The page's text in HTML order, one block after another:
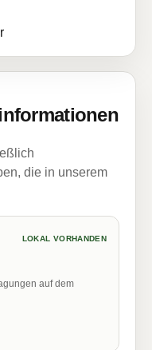
die in unserem
LOKAL VORHANDEN
auf dem